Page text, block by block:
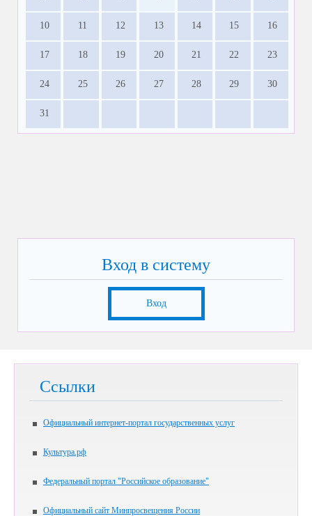
10 11 12 13 14 15 16
17 18 19 20 21 22 23
24 25 26 27 28 29 30
31
Вход в систему
Вход
Ссылки
Официальный интернет-портал государственных услуг
Культура.рф
Федеральный портал "Российское образование"
Официальный сайт Минпросвещения России